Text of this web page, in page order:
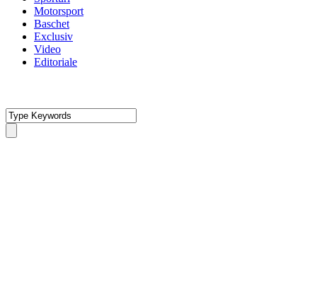
Motorsport
Baschet
Exclusiv
Video
Editoriale